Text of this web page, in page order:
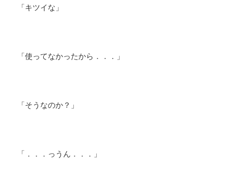
「キツイな」
「使ってなかったから．．．」
「そうなのか？」
「．．．っうん．．．」